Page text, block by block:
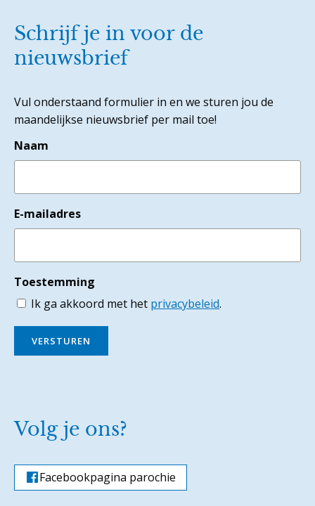
Schrijf je in voor de
nieuwsbrief
Vul onderstaand formulier in en we sturen jou de
maandelijkse nieuwsbrief per mail toe!
Naam
E-mailadres
Toestemming
Ik ga akkoord met het privacybeleid.
VERSTUREN
Volg je ons?
Facebookpagina parochie